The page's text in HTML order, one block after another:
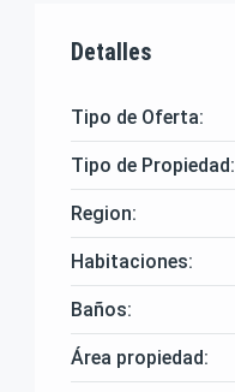
Detalles
Tipo de Oferta:
Tipo de Propiedad:
Region:
Habitaciones:
Baños:
Área propiedad: